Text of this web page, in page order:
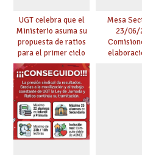
UGT celebra que el
Ministerio asuma su
propuesta de ratios
para el primer ciclo
de Infantil y pide
extender la misma
ambición al resto de
etapas
Mesa
23/06/